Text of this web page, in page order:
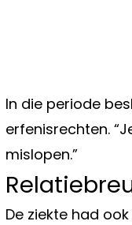
In die periode
erfenisrechten.
mislopen.”
De ziekte had